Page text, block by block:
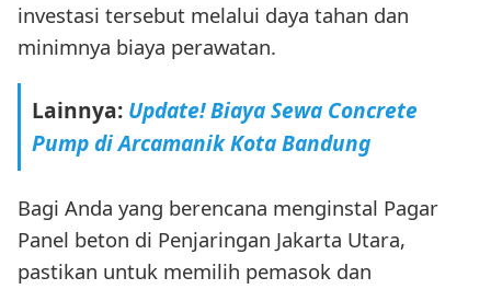
investasi tersebut melalui daya tahan dan
minimnya biaya perawatan.
Lainnya: Update! Biaya Sewa Concrete
Pump di Arcamanik Kota Bandung
Bagi Anda yang berencana menginstal Pagar
Panel beton di Penjaringan Jakarta Utara,
pastikan untuk memilih pemasok dan